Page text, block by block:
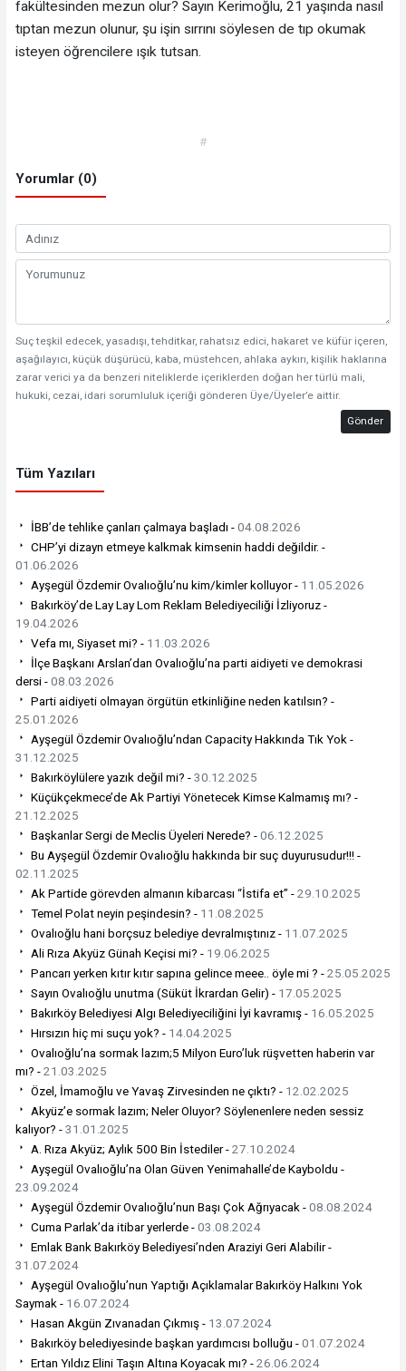
fakültesinden mezun olur? Sayın Kerimoğlu, 21 yaşında nasıl
tıptan mezun olunur, şu işin sırrını söylesen de tıp okumak
isteyen öğrencilere ışık tutsan.
#
Yorumlar (0)
Suç teşkil edecek, yasadışı, tehditkar, rahatsız edici, hakaret ve küfür içeren,
aşağılayıcı, küçük düşürücü, kaba, müstehcen, ahlaka aykırı, kişilik haklarına
zarar verici ya da benzeri niteliklerde içeriklerden doğan her türlü mali,
hukuki, cezai, idari sorumluluk içeriği gönderen Üye/Üyeler’e aittir.
Gönder
Tüm Yazıları
İBB’de tehlike çanları çalmaya başladı -04.08.2026
CHP’yi dizayn etmeye kalkmak kimsenin haddi değildir. -
01.06.2026
Ayşegül Özdemir Ovalıoğlu’nu kim/kimler kolluyor - 11.05.2026
Bakırköy’de Lay Lay Lom Reklam Belediyeciliği İzliyoruz -
19.04.2026
Vefa mı, Siyaset mi? - 11.03.2026
İlçe Başkanı Arslan’dan Ovalıoğlu’na parti aidiyeti ve demokrasi
dersi -08.03.2026
Parti aidiyeti olmayan örgütün etkinliğine neden katılsın? -
25.01.2026
Ayşegül Özdemir Ovalıoğlu’ndan Capacity Hakkında Tık Yok -
31.12.2025
Bakırköylülere yazık değil mi? -30.12.2025
Küçükçekmece’de Ak Partiyi Yönetecek Kimse Kalmamış mı? -
21.12.2025
Başkanlar Sergi de Meclis Üyeleri Nerede? -06.12.2025
Bu Ayşegül Özdemir Ovalıoğlu hakkında bir suç duyurusudur!!! -
02.11.2025
Ak Partide görevden almanın kibarcası “İstifa et” -29.10.2025
Temel Polat neyin peşindesin? - 11.08.2025
Ovalıoğlu hani borçsuz belediye devralmıştınız - 11.07.2025
Ali Rıza Akyüz Günah Keçisi mi? - 19.06.2025
Pancarı yerken kıtır kıtır sapına gelince meee.. öyle mi ? -25.05.2025
Sayın Ovalıoğlu unutma (Süküt İkrardan Gelir) - 17.05.2025
Bakırköy Belediyesi Algı Belediyeciliğini İyi kavramış - 16.05.2025
Hırsızın hiç mi suçu yok? - 14.04.2025
Ovalıoğlu’na sormak lazım;5 Milyon Euro’luk rüşvetten haberin var
mı? -21.03.2025
Özel, İmamoğlu ve Yavaş Zirvesinden ne çıktı? - 12.02.2025
Akyüz’e sormak lazım; Neler Oluyor? Söylenenlere neden sessiz
kalıyor? -31.01.2025
A. Rıza Akyüz; Aylık 500 Bin İstediler -27.10.2024
Ayşegül Ovalıoğlu’na Olan Güven Yenimahalle’de Kayboldu -
23.09.2024
Ayşegül Özdemir Ovalıoğlu’nun Başı Çok Ağrıyacak -08.08.2024
Cuma Parlak’da itibar yerlerde -03.08.2024
Emlak Bank Bakırköy Belediyesi’nden Araziyi Geri Alabilir -
31.07.2024
Ayşegül Ovalıoğlu’nun Yaptığı Açıklamalar Bakırköy Halkını Yok
Saymak - 16.07.2024
Hasan Akgün Zıvanadan Çıkmış - 13.07.2024
Bakırköy belediyesinde başkan yardımcısı bolluğu -01.07.2024
Ertan Yıldız Elini Taşın Altına Koyacak mı? -26.06.2024